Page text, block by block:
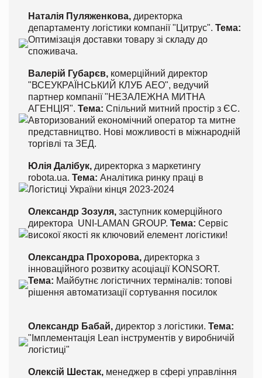
Наталія Пуляженкова, директорка
департаменту логістики компанії "Цитрус". Тема:
Оптимізація доставки товару зі складу до
споживача.
Валерій Губарєв, комерційний директор
"ВСЕУКРАЇНСЬКИЙ КЛУБ АЕО", ведучий
партнер компанії "НЕЗАЛЕЖНА МИТНА
АГЕНЦІЯ". Тема: Спільний митний простір з ЄС.
Авторизований економічний оператор та митне
представництво. Нові можливості в міжнародній
торгівлі та ЗЕД.
Юлія Далібук, директорка з маркетингу
robota.ua. Тема: Аналітика ринку праці в
Логістиці України кінця 2023-2024
Олександр Зозуля, заступник комерційного
директора UNI-LAMAN GROUP. Тема: Сервіс
високої якості як ключовий елемент логістики!
Олександра Прохорова, директорка з
інноваційного розвитку асоціації KONSORT.
Тема: Майбутнє логістичних терміналів: топові
рішення автоматизації сортування посилок
Олександр Бабай, директор з логістики. Тема:
"Імплементація Lean інструментів у виробничій
логістиці"
Олексій Шестак, менеджер в сфері управління